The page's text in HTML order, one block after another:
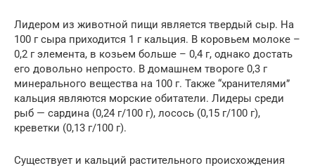
Лидером из животной пищи является твердый сыр. На
100 г сыра приходится 1 г кальция. В коровьем молоке –
0,2 г элемента, в козьем больше – 0,4 г, однако достать
его довольно непросто. В домашнем твороге 0,3 г
минерального вещества на 100 г. Также “хранителями”
кальция являются морские обитатели. Лидеры среди
рыб — сардина (0,24 г/100 г), лосось (0,15 г/100 г),
креветки (0,13 г/100 г).
Существует и кальций растительного происхождения